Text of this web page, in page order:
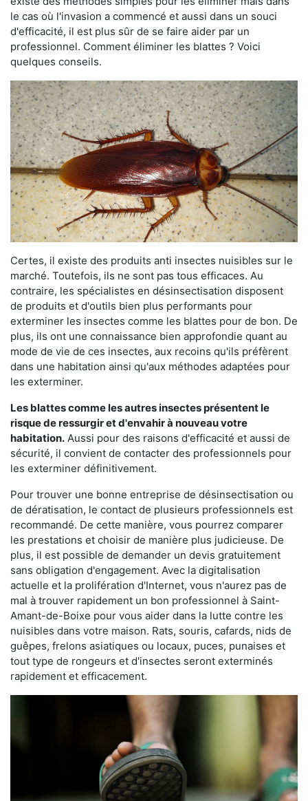
le cas où l'invasion a commencé et aussi dans un souci
d'efficacité, il est plus sûr de se faire aider par un
professionnel. Comment éliminer les blattes ? Voici
quelques conseils.
Certes, il existe des produits anti insectes nuisibles sur le
marché. Toutefois, ils ne sont pas tous efficaces. Au
contraire, les spécialistes en désinsectisation disposent
de produits et d'outils bien plus performants pour
exterminer les insectes comme les blattes pour de bon. De
plus, ils ont une connaissance bien approfondie quant au
mode de vie de ces insectes, aux recoins qu'ils préfèrent
dans une habitation ainsi qu'aux méthodes adaptées pour
les exterminer.
Les blattes comme les autres insectes présentent le
risque de ressurgir et d'envahir à nouveau votre
habitation. Aussi pour des raisons d'efficacité et aussi de
sécurité, il convient de contacter des professionnels pour
les exterminer définitivement.
Pour trouver une bonne entreprise de désinsectisation ou
de dératisation, le contact de plusieurs professionnels est
recommandé. De cette manière, vous pourrez comparer
les prestations et choisir de manière plus judicieuse. De
plus, il est possible de demander un devis gratuitement
sans obligation d'engagement. Avec la digitalisation
actuelle et la prolifération d'Internet, vous n'aurez pas de
mal à trouver rapidement un bon professionnel à Saint-
Amant-de-Boixe pour vous aider dans la lutte contre les
nuisibles dans votre maison. Rats, souris, cafards, nids de
guêpes, frelons asiatiques ou locaux, puces, punaises et
tout type de rongeurs et d'insectes seront exterminés
rapidement et efficacement.